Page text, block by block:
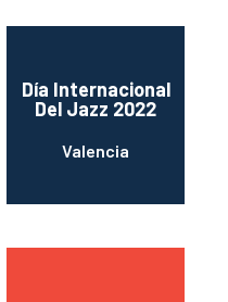
Día Internacional
Del Jazz 2022
Valencia